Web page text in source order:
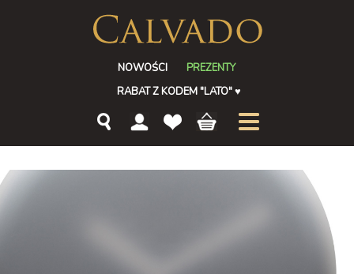
NOWOŚCI
PREZENTY
RABAT Z KODEM "LATO"♥